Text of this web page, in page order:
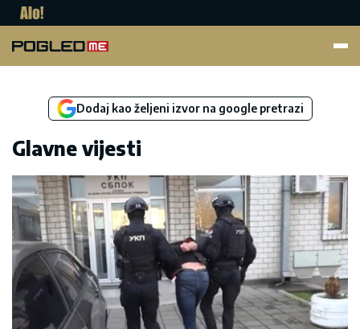
Dodaj kao željeni izvor na google pretrazi
Glavne vijesti